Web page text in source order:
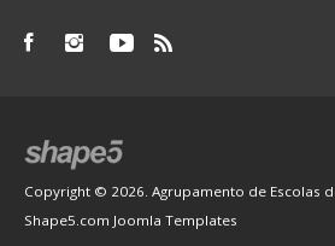
Copyright © 2026. Agrupamento de Escolas
Shape5.com Joomla Templates